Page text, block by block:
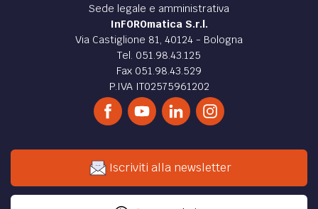
Sede legale e amministrativa
InFOROmatica S.r.l.
Via Castiglione 81, 40124 - Bologna
Tel. 051.98.43.125
Fax 051.98.43.529
P.IVA IT02575961202
Iscriviti alla newsletter